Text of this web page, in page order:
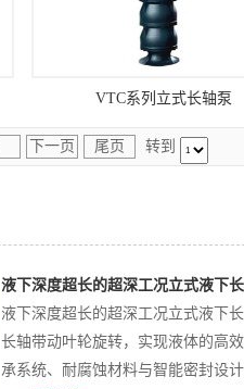
VTC系列立式长轴泵
下一页 尾页 转到
液下深度超长的超深工况立式液下
液下深度超长的超深工况立式液下
长轴带动叶轮旋转，实现液体的高
承系统、耐腐蚀材料与智能密封设